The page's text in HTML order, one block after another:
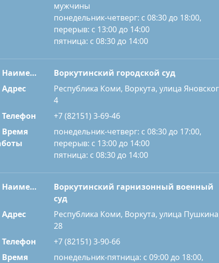
мужчины
понедельник-четверг: с 08:30 до 18:00,
перерыв: с 13:00 до 14:00
пятница: с 08:30 до 14:00
Наименование
Воркутинский городской суд
Адрес
Республика Коми, Воркута, улица
4
Телефон
+7 (82151) 3-69-46
Время
понедельник-четверг: с 08:30 до 17:00,
перерыв: с 13:00 до 14:00
пятница: с 08:30 до 14:00
Наименование
Воркутинский гарнизонный военный
суд
Адрес
Республика Коми, Воркута, улица
28
Телефон
+7 (82151) 3-90-66
Время
понедельник-пятница: с 09:00 до 18:00,